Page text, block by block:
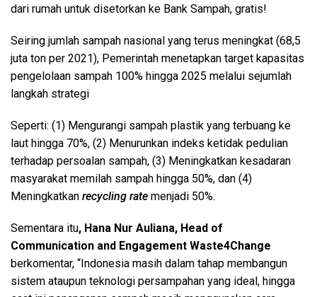
dari rumah untuk disetorkan ke Bank Sampah, gratis!
Seiring jumlah sampah nasional yang terus meningkat (68,5
juta ton per 2021), Pemerintah menetapkan target kapasitas
pengelolaan sampah 100% hingga 2025 melalui sejumlah
langkah strategi
Seperti: (1) Mengurangi sampah plastik yang terbuang ke
laut hingga 70%, (2) Menurunkan indeks ketidak pedulian
terhadap persoalan sampah, (3) Meningkatkan kesadaran
masyarakat memilah sampah hingga 50%, dan (4)
Meningkatkan recycling rate menjadi 50%.
Sementara itu, Hana Nur Auliana, Head of
Communication and Engagement Waste4Change
berkomentar, “Indonesia masih dalam tahap membangun
sistem ataupun teknologi persampahan yang ideal, hingga